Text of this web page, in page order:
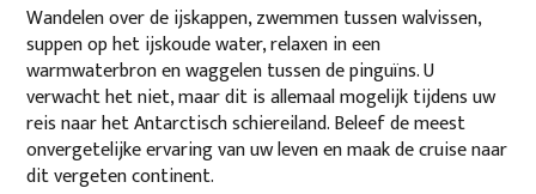
Wandelen over de ijskappen, zwemmen tussen walvissen,
suppen op het ijskoude water, relaxen in een
warmwaterbron en waggelen tussen de pinguïns. U
verwacht het niet, maar dit is allemaal mogelijk tijdens uw
reis naar het Antarctisch schiereiland. Beleef de meest
onvergetelijke ervaring van uw leven en maak de cruise naar
dit vergeten continent.